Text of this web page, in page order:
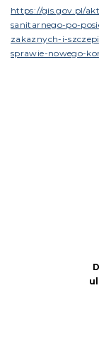
https://gis.gov.pl/
sanitarnego-po-
zakaznych-i-
sprawie-nowego-